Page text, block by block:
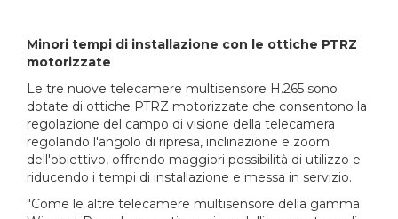
Minori tempi di installazione con le ottiche PTRZ
motorizzate
Le tre nuove telecamere multisensore H.265 sono
dotate di ottiche PTRZ motorizzate che consentono la
regolazione del campo di visione della telecamera
regolando l'angolo di ripresa, inclinazione e zoom
dell'obiettivo, offrendo maggiori possibilità di utilizzo e
riducendo i tempi di installazione e messa in servizio.
"Come le altre telecamere multisensore della gamma